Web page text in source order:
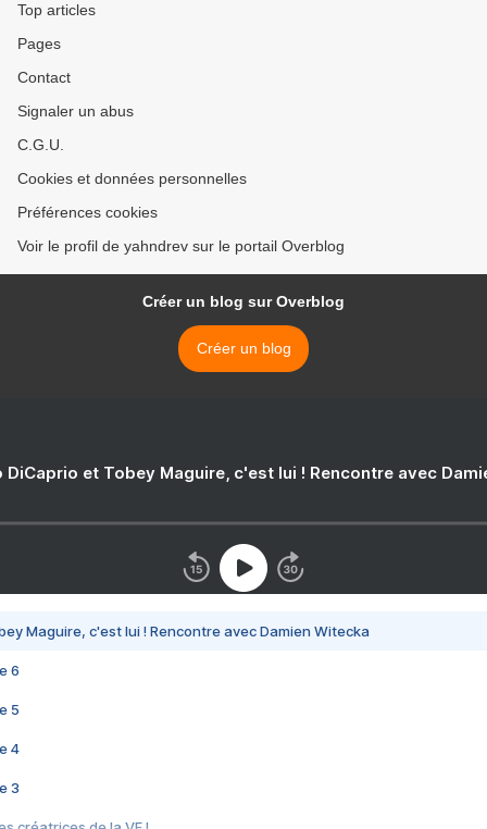
Top articles
Pages
Contact
Signaler un abus
C.G.U.
Cookies et données personnelles
Préférences cookies
Voir le profil de yahndrev sur le portail Overblog
Créer un blog sur Overblog
Créer un blog
DiCaprio et Tobey Maguire, c'est lui ! Rencontre avec
Maguire, c'est lui ! Rencontre avec Damien Witecka
6
5
4
3